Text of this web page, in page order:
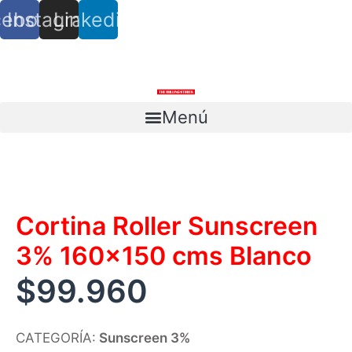
Instagram
Linkedin
Menú
Cortina Roller Sunscreen
3% 160×150 cms Blanco
$99.960
CATEGORÍA: Sunscreen 3%